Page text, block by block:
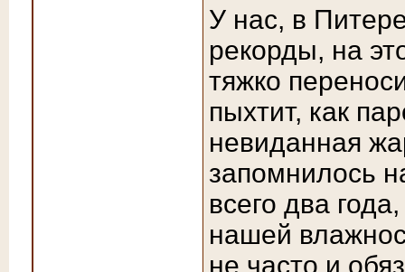
У нас, в
рекорды, на
тяжко
пыхтит, как
невиданная
запомнилось
всего два
нашей
не часто и